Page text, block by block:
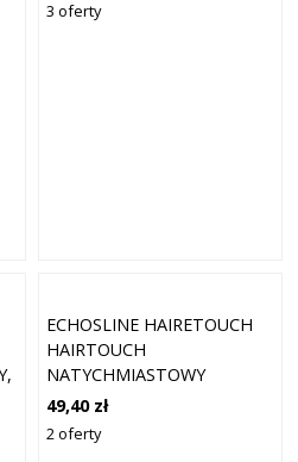
3 oferty
ECHOSLINE HAIRETOUCH
HAIRTOUCH
NATYCHMIASTOWY
KOREKTOR W SPRAYU DO
ODROSTÓW KOLOR
CZARNY 75 ML
49,40 zł
2 oferty